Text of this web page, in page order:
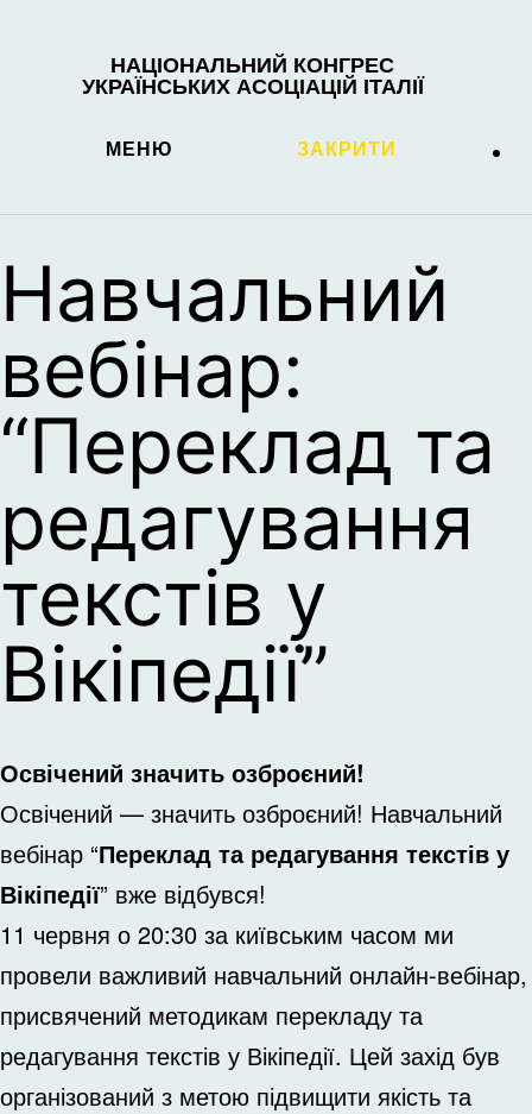
НАЦІОНАЛЬНИЙ КОНГРЕС
УКРАЇНСЬКИХ АСОЦІАЦІЙ ІТАЛІЇ
МЕНЮ ЗАКРИТИ
Навчальний
вебінар:
“Переклад та
редагування
текстів у
Вікіпедії”
Освічений значить озброєний!
Освічений — значить озброєний! Навчальний
вебінар “Переклад та редагування текстів у
Вікіпедії” вже відбувся!
11 червня о 20:30 за київським часом ми
провели важливий навчальний онлайн-вебінар,
присвячений методикам перекладу та
редагування текстів у Вікіпедії. Цей захід був
організований з метою підвищити якість та